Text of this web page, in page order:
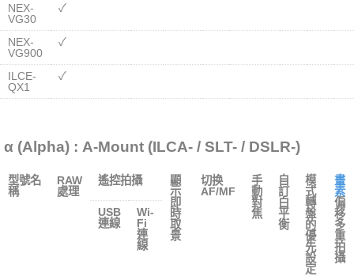
NEX-
VG30
✓
NEX-
VG900
✓
ILCE-
QX1
✓
α (Alpha) : A-Mount (ILCA- / SLT- / DSLR-)
型號名
稱
RAW
處理
遙控拍攝
顯
示
即
時
取
景
切换
AF/MF
手
動
對
焦
自
訂
白
平
衡
模
式
轉
盤
的
優
先
設
定
畫
素
偏
移
多
重
拍
攝
USB
連線
Wi-
Fi
連
線